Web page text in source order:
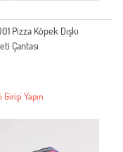
Pizza Köpek Dışkı
Çantası
Girişi Yapın